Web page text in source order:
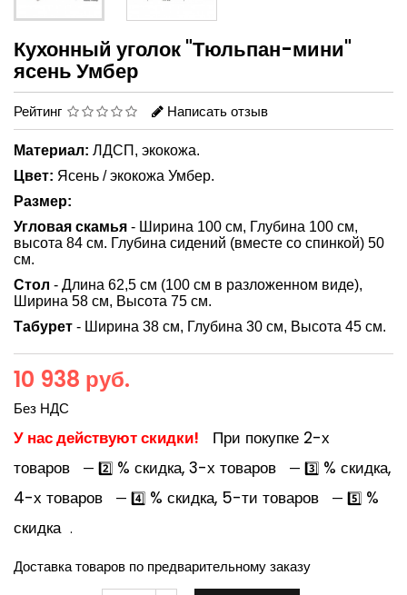
Кухонный уголок "Тюльпан-мини"
ясень Умбер
Рейтинг Написать отзыв
Материал: ЛДСП, экокожа.
Цвет: Ясень / экокожа Умбер.
Размер:
Угловая скамья - Ширина 100 см, Глубина 100 см,
высота 84 см. Глубина сидений (вместе со спинкой) 50
см.
Стол - Длина 62,5 см (100 см в разложенном виде),
Ширина 58 см, Высота 75 см.
Табурет - Ширина 38 см, Глубина 30 см, Высота 45 см.
10 938 руб.
Без НДС
У нас действуют скидки!
При покупке 2-х
товаров
— 2️⃣ % скидка, 3-х товаров — 3️⃣ % скидка,
4-х товаров
— 4️⃣ % скидка, 5-ти товаров — 5️⃣ %
скидка .
Доставка товаров по предварительному заказу